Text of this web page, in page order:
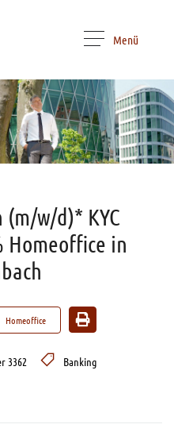
Menü
w/d)* KYC
Homeoffice in
Homeoffice
3362
Banking